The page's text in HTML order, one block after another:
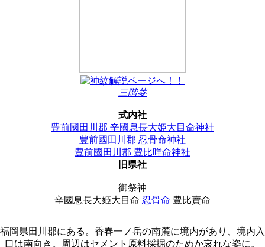
三階菱
式内社
豊前國田川郡 辛國息長大姫大目命神社
豊前國田川郡 忍骨命神社
豊前國田川郡 豊比咩命神社
旧県社
御祭神
辛國息長大姫大目命 忍骨命 豊比賣命
福岡県田川郡にある。香春一ノ岳の南麓に境内があり、境内入
口は南向き。周辺はセメント原料採掘のためか哀れな姿に。